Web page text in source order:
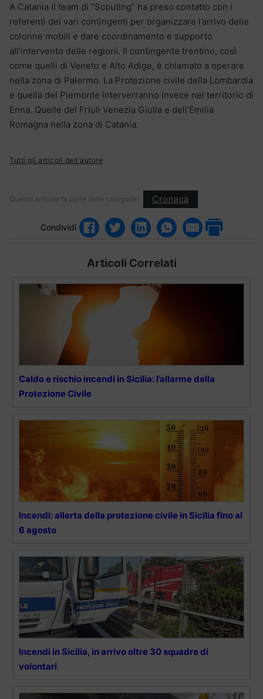
A Catania il team di “Scouting” ha preso contatto con i
referenti dei vari contingenti per organizzare l’arrivo delle
colonne mobili e dare coordinamento e supporto
all’intervento delle regioni. Il contingente trentino, così
come quelli di Veneto e Alto Adige, è chiamato a operare
nella zona di Palermo. La Protezione civile della Lombardia
e quella del Piemonte interverranno invece nel territorio di
Enna. Quelle del Friuli Venezia Giulia e dell’Emilia
Romagna nella zona di Catania.
Tutti gli articoli dell'autore
Questo articolo fa parte delle categorie: Cronaca
Condividi
Articoli Correlati
Caldo e rischio incendi in Sicilia: l’allarme della
Protezione Civile
Incendi: allerta della protezione civile in Sicilia fino al
6 agosto
Incendi in Sicilia, in arrivo oltre 30 squadre di
volontari